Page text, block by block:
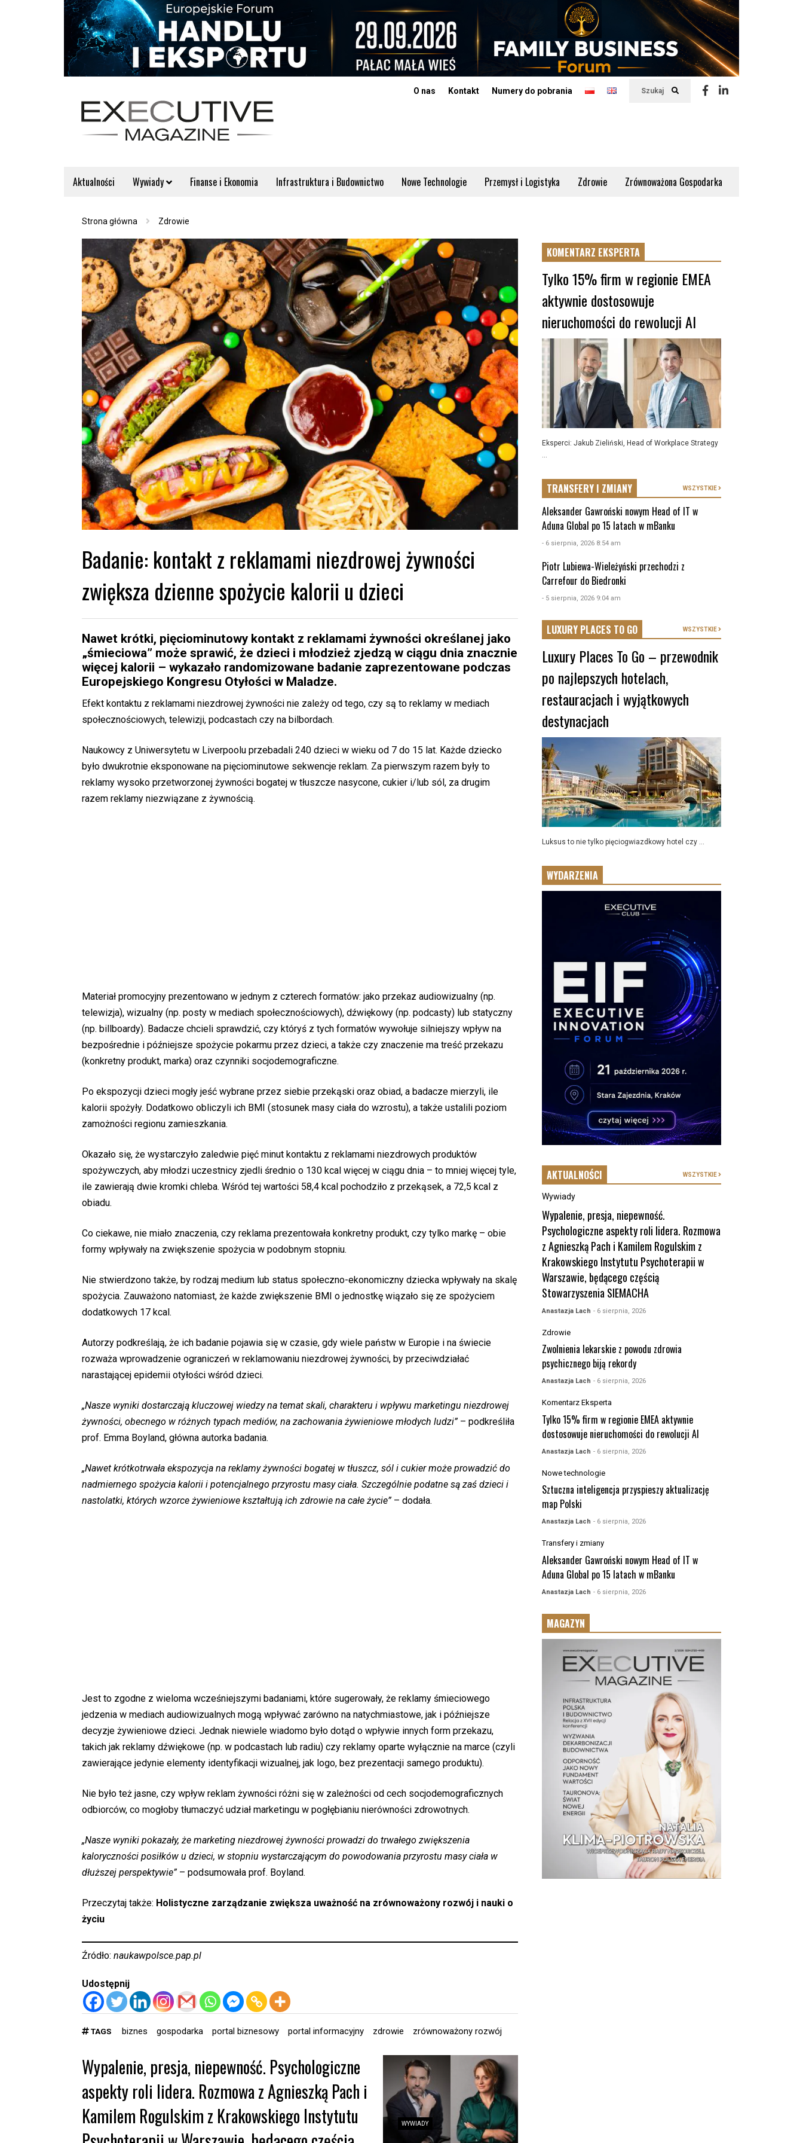
Szukaj
O nas Kontakt Numery do pobrania
Aktualności Wywiady Finanse i Ekonomia Infrastruktura i Budownictwo Nowe Technologie Przemysł i Logistyka Zdrowie Zrównoważona Gospodarka
Strona główna Zdrowie
Badanie: kontakt z reklamami niezdrowej żywności
zwiększa dzienne spożycie kalorii u dzieci
Nawet krótki, pięciominutowy kontakt z reklamami żywności określanej jako
„śmieciowa” może sprawić, że dzieci i młodzież zjedzą w ciągu dnia znacznie
więcej kalorii – wykazało randomizowane badanie zaprezentowane podczas
Europejskiego Kongresu Otyłości w Maladze.
Efekt kontaktu z reklamami niezdrowej żywności nie zależy od tego, czy są to reklamy w mediach
społecznościowych, telewizji, podcastach czy na bilbordach.
Naukowcy z Uniwersytetu w Liverpoolu przebadali 240 dzieci w wieku od 7 do 15 lat. Każde dziecko
było dwukrotnie eksponowane na pięciominutowe sekwencje reklam. Za pierwszym razem były to
reklamy wysoko przetworzonej żywności bogatej w tłuszcze nasycone, cukier i/lub sól, za drugim
razem reklamy niezwiązane z żywnością.
Materiał promocyjny prezentowano w jednym z czterech formatów: jako przekaz audiowizualny (np.
telewizja), wizualny (np. posty w mediach społecznościowych), dźwiękowy (np. podcasty) lub statyczny
(np. billboardy). Badacze chcieli sprawdzić, czy któryś z tych formatów wywołuje silniejszy wpływ na
bezpośrednie i późniejsze spożycie pokarmu przez dzieci, a także czy znaczenie ma treść przekazu
(konkretny produkt, marka) oraz czynniki socjodemograficzne.
Po ekspozycji dzieci mogły jeść wybrane przez siebie przekąski oraz obiad, a badacze mierzyli, ile
kalorii spożyły. Dodatkowo obliczyli ich BMI (stosunek masy ciała do wzrostu), a także ustalili poziom
zamożności regionu zamieszkania.
Okazało się, że wystarczyło zaledwie pięć minut kontaktu z reklamami niezdrowych produktów
spożywczych, aby młodzi uczestnicy zjedli średnio o 130 kcal więcej w ciągu dnia – to mniej więcej tyle,
ile zawierają dwie kromki chleba. Wśród tej wartości 58,4 kcal pochodziło z przekąsek, a 72,5 kcal z
obiadu.
Co ciekawe, nie miało znaczenia, czy reklama prezentowała konkretny produkt, czy tylko markę – obie
formy wpływały na zwiększenie spożycia w podobnym stopniu.
Nie stwierdzono także, by rodzaj medium lub status społeczno-ekonomiczny dziecka wpływały na skalę
spożycia. Zauważono natomiast, że każde zwiększenie BMI o jednostkę wiązało się ze spożyciem
dodatkowych 17 kcal.
Autorzy podkreślają, że ich badanie pojawia się w czasie, gdy wiele państw w Europie i na świecie
rozważa wprowadzenie ograniczeń w reklamowaniu niezdrowej żywności, by przeciwdziałać
narastającej epidemii otyłości wśród dzieci.
„Nasze wyniki dostarczają kluczowej wiedzy na temat skali, charakteru i wpływu marketingu niezdrowej
żywności, obecnego w różnych typach mediów, na zachowania żywieniowe młodych ludzi”– podkreśliła
prof. Emma Boyland, główna autorka badania.
„Nawet krótkotrwała ekspozycja na reklamy żywności bogatej w tłuszcz, sól i cukier może prowadzić do
nadmiernego spożycia kalorii i potencjalnego przyrostu masy ciała. Szczególnie podatne są zaś dzieci i
nastolatki, których wzorce żywieniowe kształtują ich zdrowie na całe życie”– dodała.
Jest to zgodne z wieloma wcześniejszymi badaniami, które sugerowały, że reklamy śmieciowego
jedzenia w mediach audiowizualnych mogą wpływać zarówno na natychmiastowe, jak i późniejsze
decyzje żywieniowe dzieci. Jednak niewiele wiadomo było dotąd o wpływie innych form przekazu,
takich jak reklamy dźwiękowe (np. w podcastach lub radiu) czy reklamy oparte wyłącznie na marce (czyli
zawierające jedynie elementy identyfikacji wizualnej, jak logo, bez prezentacji samego produktu).
Nie było też jasne, czy wpływ reklam żywności różni się w zależności od cech socjodemograficznych
odbiorców, co mogłoby tłumaczyć udział marketingu w pogłębianiu nierówności zdrowotnych.
„Nasze wyniki pokazały, że marketing niezdrowej żywności prowadzi do trwałego zwiększenia
kaloryczności posiłków u dzieci, w stopniu wystarczającym do powodowania przyrostu masy ciała w
dłuższej perspektywie”– podsumowała prof. Boyland.
Przeczytaj także: Holistyczne zarządzanie zwiększa uważność na zrównoważony rozwój i nauki o
życiu
Źródło: naukawpolsce.pap.pl
Udostępnij
TAGS biznes gospodarka portal biznesowy portal informacyjny zdrowie zrównoważony rozwój
WYWIADY
Wypalenie, presja, niepewność. Psychologiczne
aspekty roli lidera. Rozmowa z Agnieszką Pach i
Kamilem Rogulskim z Krakowskiego Instytutu
KOMENTARZ EKSPERTA
Tylko 15% firm w regionie EMEA
aktywnie dostosowuje
nieruchomości do rewolucji AI
Eksperci: Jakub Zieliński, Head of Workplace Strategy
...
TRANSFERY I ZMIANY WSZYSTKIE
Aleksander Gawroński nowym Head of IT w
Aduna Global po 15 latach w mBanku
- 6 sierpnia, 2026 8:54 am
Piotr Lubiewa-Wieleżyński przechodzi z
Carrefour do Biedronki
- 5 sierpnia, 2026 9:04 am
LUXURY PLACES TO GO WSZYSTKIE
Luxury Places To Go – przewodnik
po najlepszych hotelach,
restauracjach i wyjątkowych
destynacjach
Luksus to nie tylko pięciogwiazdkowy hotel czy ...
WYDARZENIA
AKTUALNOŚCI WSZYSTKIE
Wywiady
Wypalenie, presja, niepewność.
Psychologiczne aspekty roli lidera. Rozmowa
z Agnieszką Pach i Kamilem Rogulskim z
Krakowskiego Instytutu Psychoterapii w
Warszawie, będącego częścią
Stowarzyszenia SIEMACHA
Anastazja Lach - 6 sierpnia, 2026
Zdrowie
Zwolnienia lekarskie z powodu zdrowia
psychicznego biją rekordy
Anastazja Lach - 6 sierpnia, 2026
Komentarz Eksperta
Tylko 15% firm w regionie EMEA aktywnie
dostosowuje nieruchomości do rewolucji AI
Anastazja Lach - 6 sierpnia, 2026
Nowe technologie
Sztuczna inteligencja przyspieszy aktualizację
map Polski
Anastazja Lach - 6 sierpnia, 2026
Transfery i zmiany
Aleksander Gawroński nowym Head of IT w
Aduna Global po 15 latach w mBanku
Anastazja Lach - 6 sierpnia, 2026
MAGAZYN